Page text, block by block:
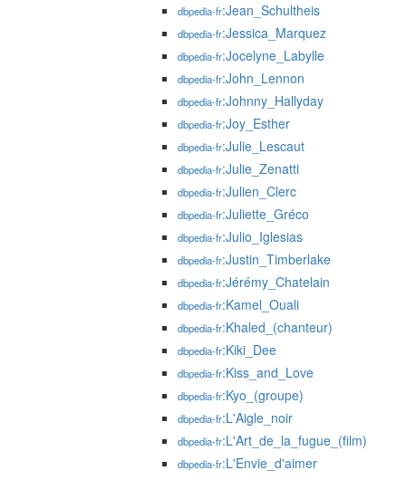
dbpedia-fr:Jean_Schultheis
dbpedia-fr:Jessica_Marquez
dbpedia-fr:Jocelyne_Labylle
dbpedia-fr:John_Lennon
dbpedia-fr:Johnny_Hallyday
dbpedia-fr:Joy_Esther
dbpedia-fr:Julie_Lescaut
dbpedia-fr:Julie_Zenatti
dbpedia-fr:Julien_Clerc
dbpedia-fr:Juliette_Gréco
dbpedia-fr:Julio_Iglesias
dbpedia-fr:Justin_Timberlake
dbpedia-fr:Jérémy_Chatelain
dbpedia-fr:Kamel_Ouali
dbpedia-fr:Khaled_(chanteur)
dbpedia-fr:Kiki_Dee
dbpedia-fr:Kiss_and_Love
dbpedia-fr:Kyo_(groupe)
dbpedia-fr:L'Aigle_noir
dbpedia-fr:L'Art_de_la_fugue_(film)
dbpedia-fr:L'Envie_d'aimer